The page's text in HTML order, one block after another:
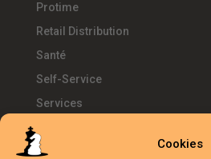
Cookies
Protime
Retail Distribution
Santé
Self-Service
Services
Télétravail